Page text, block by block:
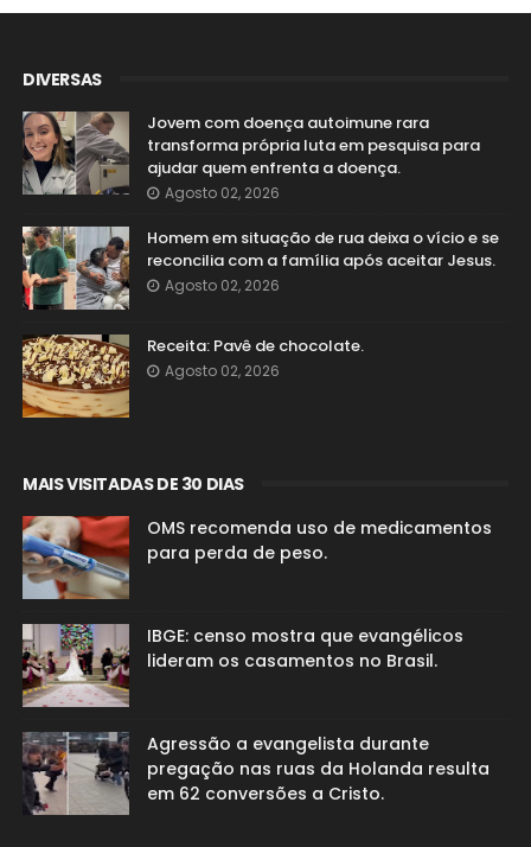
DIVERSAS
Jovem com doença autoimune rara
transforma própria luta em pesquisa para
ajudar quem enfrenta a doença.
Agosto 02, 2026
Homem em situação de rua deixa o vício e se
reconcilia com a família após aceitar Jesus.
Agosto 02, 2026
Receita: Pavê de chocolate.
Agosto 02, 2026
MAIS VISITADAS DE 30 DIAS
OMS recomenda uso de medicamentos
para perda de peso.
IBGE: censo mostra que evangélicos
lideram os casamentos no Brasil.
Agressão a evangelista durante
pregação nas ruas da Holanda resulta
em 62 conversões a Cristo.